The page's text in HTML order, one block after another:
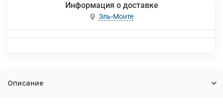
Информация о доставке
Эль-Монте
Описание